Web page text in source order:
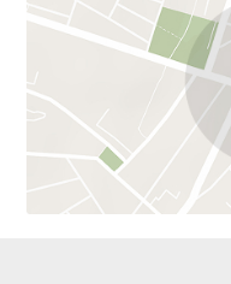
En la zona tambien
trasporte publico.
Te invitamos a visitar
madrid.com donde
y exclusivas.